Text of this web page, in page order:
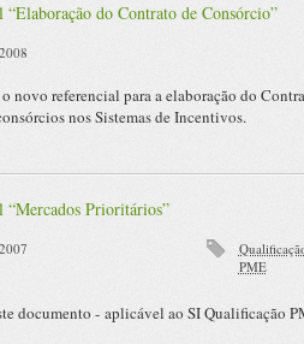
“Elaboração do Contrato de Consórcio”
novo referencial para a elaboração do
nos Sistemas de Incentivos.
“Mercados Prioritários”
PME
documento - aplicável ao SI Qualificação